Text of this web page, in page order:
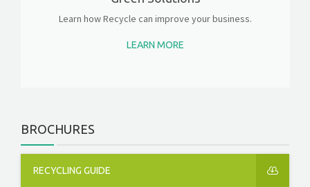
Learn how Recycle can improve your business.
LEARN MORE
BROCHURES
RECYCLING GUIDE